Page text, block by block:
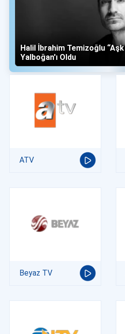
Halil İbrahim Temizoğlu
Yalboğan'ı Oldu
ATV
Beyaz TV